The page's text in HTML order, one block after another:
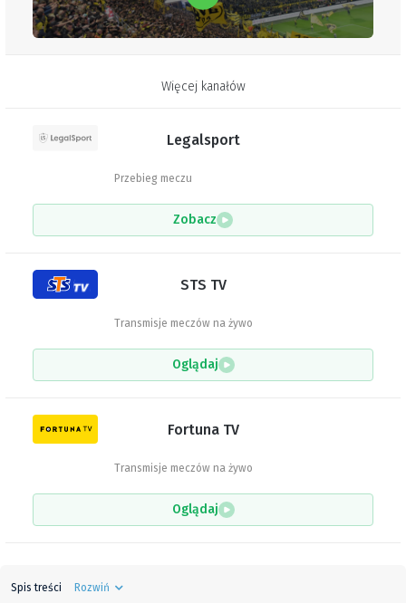
Więcej kanałów
Legalsport
Przebieg meczu
Zobacz
STS TV
Transmisje meczów na żywo
Oglądaj
Fortuna TV
Transmisje meczów na żywo
Oglądaj
Spis treści Rozwiń